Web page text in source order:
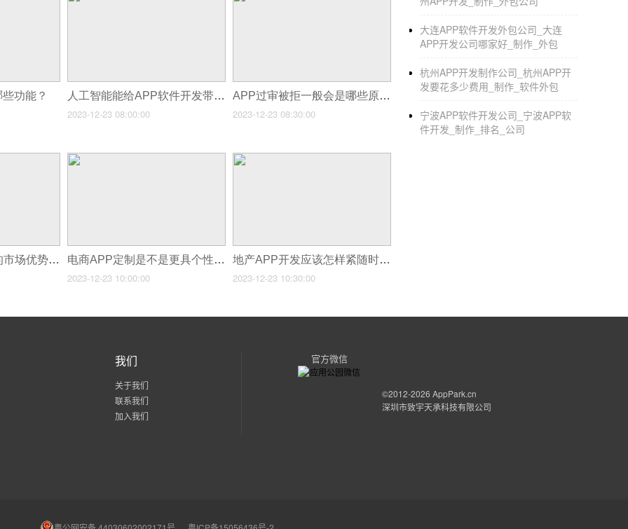
功能？ 人工智能能给APP软件开发带来哪些改变？
2023-12-23 08:00:00
APP过审被拒一般会是哪些原因？
2023-12-23 08:30:00
现在开发跑腿APP的市场优势是什么 电商APP定制是不是更具个性化？
2023-12-23 10:00:00
地产APP开发应该怎样紧随时代的脚步？
2023-12-23 10:30:00
大连APP软件开发外包公司_大连
APP开发公司哪家好_制作_外包
杭州APP开发制作公司_杭州APP开
发要花多少费用_制作_软件外包
宁波APP软件开发公司_宁波APP软
件开发_制作_排名_公司
我们
关于我们
联系我们
加入我们
官方微信
©2012-2026 AppPark.cn
深圳市致宇天承科技有限公司